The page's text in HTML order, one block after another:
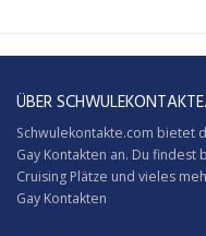
ÜBER
Schwulekontakte.com bietet
Gay Kontakten an. Du findest
Cruising Plätze und vieles
Gay Kontakten